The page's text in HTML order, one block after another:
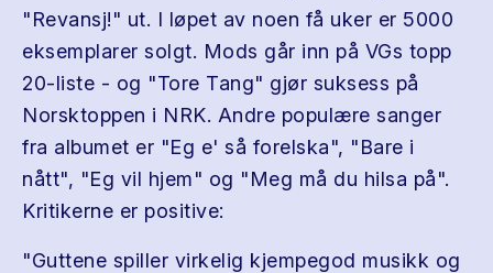
"Revansj!" ut. I løpet av noen få uker er 5000
eksemplarer solgt. Mods går inn på VGs topp
20-liste - og "Tore Tang" gjør suksess på
Norsktoppen i NRK. Andre populære sanger
fra albumet er "Eg e' så forelska", "Bare i
nått", "Eg vil hjem" og "Meg må du hilsa på".
Kritikerne er positive:
"Guttene spiller virkelig kjempegod musikk og